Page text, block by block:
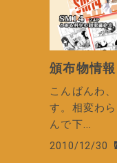
頒布物情報
こんばんわ
す。相変わ
んで下...
2010/12/30